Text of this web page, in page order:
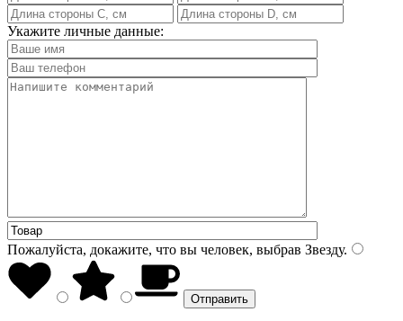
Укажите личные данные:
Пожалуйста, докажите, что вы человек, выбрав Звезду.